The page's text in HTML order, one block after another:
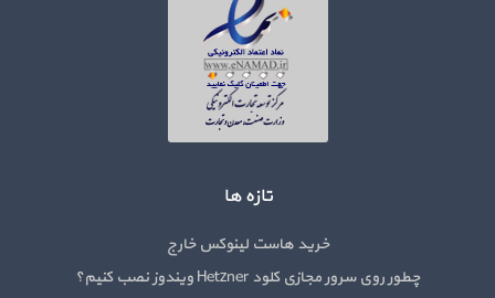
تازه ها
خرید هاست لینوکس خارج
چطور روی سرور مجازی کلود Hetzner ویندوز نصب کنیم؟